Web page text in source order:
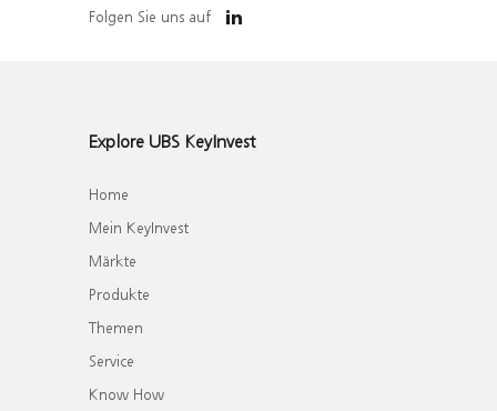
Folgen Sie uns auf
Explore UBS KeyInvest
Home
Mein KeyInvest
Märkte
Produkte
Themen
Service
Know How